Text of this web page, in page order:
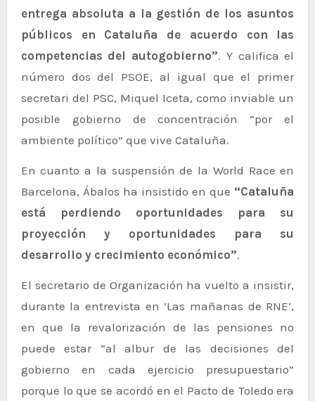
entrega absoluta a la gestión de los asuntos
públicos en Cataluña de acuerdo con las
competencias del autogobierno”. Y califica el
número dos del PSOE, al igual que el primer
secretari del PSC, Miquel Iceta, como inviable un
posible gobierno de concentración “por el
ambiente político” que vive Cataluña.
En cuanto a la suspensión de la World Race en
Barcelona, Ábalos ha insistido en que “Cataluña
está perdiendo oportunidades para su
proyección y oportunidades para su
desarrollo y crecimiento económico”.
El secretario de Organización ha vuelto a insistir,
durante la entrevista en ‘Las mañanas de RNE’,
en que la revalorización de las pensiones no
puede estar “al albur de las decisiones del
gobierno en cada ejercicio presupuestario”
porque lo que se acordó en el Pacto de Toledo era